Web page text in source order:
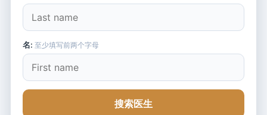
名: 至少填写前两个字母
搜索医生